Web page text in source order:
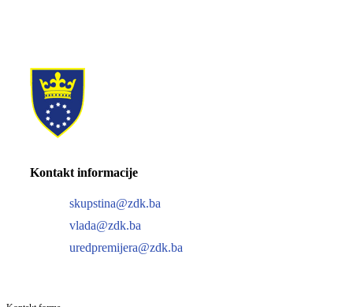
Kontakt informacije
skupstina@zdk.ba
vlada@zdk.ba
uredpremijera@zdk.ba